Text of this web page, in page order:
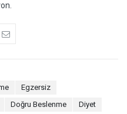
Egzersiz
Doğru Beslenme
Diyet